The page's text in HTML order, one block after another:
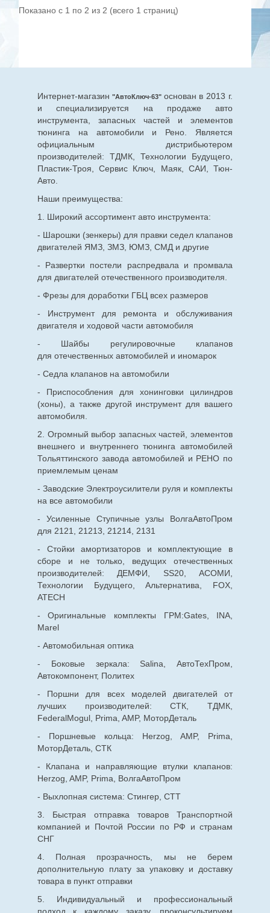
Показано с 1 по 2 из 2 (всего 1 страниц)
Интернет-магазин "АвтоКлюч-63" основан в 2013 г.
и специализируется на продаже авто
инструмента, запасных частей и элементов
тюнинга на автомобили и Рено. Является
официальным дистрибьютером
производителей: ТДМК, Технологии Будущего,
Пластик-Троя, Сервис Ключ, Маяк, САИ, Тюн-
Авто.
Наши преимущества:
1. Широкий ассортимент авто инструмента:
- Шарошки (зенкеры) для правки седел клапанов
двигателей ЯМЗ, ЗМЗ, ЮМЗ, СМД и другие
- Развертки постели распредвала и промвала
для двигателей отечественного производителя.
- Фрезы для доработки ГБЦ всех размеров
- Инструмент для ремонта и обслуживания
двигателя и ходовой части автомобиля
- Шайбы регулировочные клапанов
для отечественныхавтомобилей и иномарок
- Седла клапанов на автомобили
- Приспособления для хонинговки цилиндров
(хоны), а также другой инструмент для вашего
автомобиля.
2. Огромный выбор запасных частей, элементов
внешнего и внутреннего тюнинга автомобилей
Тольяттинского завода автомобилей и РЕНО по
приемлемым ценам
- Заводские Электроусилители руля и комплекты
на все автомобили
- Усиленные Ступичные узлы ВолгаАвтоПром
для 2121, 21213, 21214, 2131
- Стойки амортизаторов и комплектующие в
сборе и не только, ведущих отечественных
производителей: ДЕМФИ, SS20, АСОМИ,
Технологии Будущего, Альтернатива, FOX,
ATECH
- Оригинальные комплекты ГРМ:Gates, INA,
Marel
- Автомобильная оптика
- Боковые зеркала: Salina, АвтоТехПром,
Автокомпонент, Политех
- Поршни для всех моделей двигателей от
лучших производителей: СТК, ТДМК,
FederalMogul, Prima, AMP, МоторДеталь
- Поршневые кольца: Herzog, AMP, Prima,
МоторДеталь, СТК
- Клапана и направляющие втулки клапанов:
Herzog, AMP, Prima, ВолгаАвтоПром
- Выхлопная система: Стингер, СТТ
3. Быстрая отправка товаров Транспортной
компанией и Почтой России по РФ и странам
СНГ
4. Полная прозрачность, мы не берем
дополнительную плату за упаковку и доставку
товара в пункт отправки
5. Индивидуальный и профессиональный